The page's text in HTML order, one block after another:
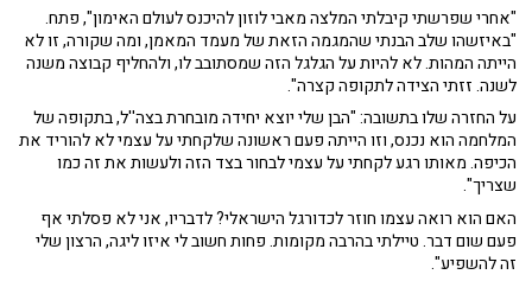
"אחרי שפרשתי קיבלתי המלצה מאבי לוזון להיכנס לעולם האימון", פתח.
"באיזשהו שלב הבנתי שהמגמה הזאת של מעמד המאמן, ומה שקורה, זו לא
הייתה המהות. לא להיות על הגלגל הזה שמסתובב לו, ולהחליף קבוצה משנה
לשנה. זזתי הצידה לתקופה קצרה".
על החזרה שלו בתשובה: "הבן שלי יוצא יחידה מובחרת בצה''ל, בתקופה של
המלחמה הוא נכנס, וזו הייתה פעם ראשונה שלקחתי על עצמי לא להוריד את
הכיפה. מאותו רגע לקחתי על עצמי לבחור בצד הזה ולעשות את זה כמו
שצריך".
האם הוא רואה עצמו חוזר לכדורגל הישראלי? לדבריו, אני לא פסלתי אף
פעם שום דבר. טיילתי בהרבה מקומות. פחות חשוב לי איזו ליגה, הרצון שלי
זה להשפיע".